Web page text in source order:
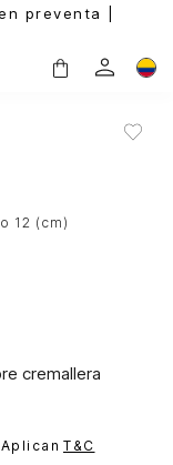
preventa |
12 (cm)
cremallera
Aplican T&C